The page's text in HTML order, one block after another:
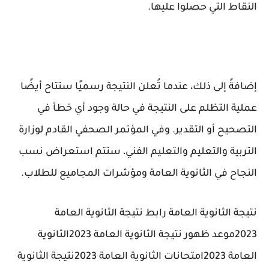
النقاط التي حصلوا عليها.
إضافةً إلى ذلك، عندما تُعلن النتيجة رسميًا ستتاح أيضًا
عملية التظلم على النتيجة في حالة وجود أي خطأ في
التصحيح أو التقدير. وفي المؤتمر الصحفي القادم لوزارة
التربية والتعليم والتعليم الفني، ستتم استعراض نسب
النجاح في الثانوية العامة ومؤشرات المجاميع للطلاب.
نتيجة الثانوية العامة رابط نتيجة الثانوية العامة
2023موعد ظهور نتيجة الثانوية العامة 2023الثانوية
العامة 2023امتحانات الثانوية العامة 2023نتيجة الثانوية